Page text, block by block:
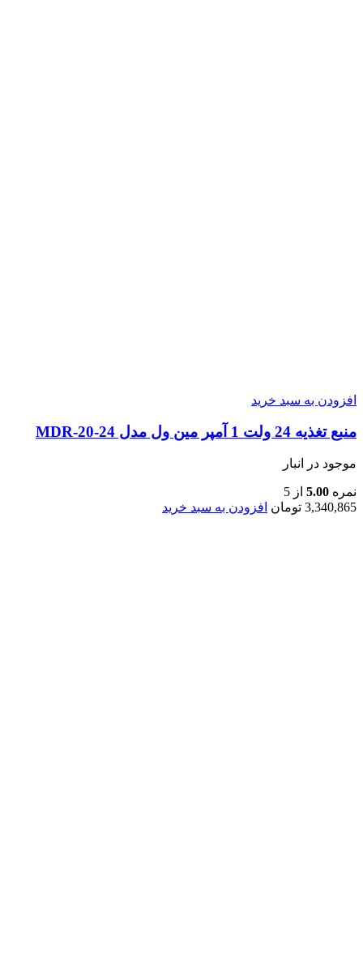
افزودن به سبد خرید
منبع تغذیه 24 ولت 1 آمپر مین ول مدل MDR-20-24
موجود در انبار
نمره 5.00 از 5
3,340,865 تومان افزودن به سبد خرید